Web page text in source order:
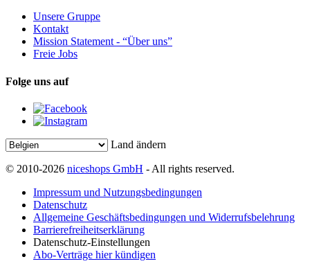
Unsere Gruppe
Kontakt
Mission Statement - “Über uns”
Freie Jobs
Folge uns auf
Land ändern
© 2010-2026 niceshops GmbH - All rights reserved.
Impressum und Nutzungsbedingungen
Datenschutz
Allgemeine Geschäftsbedingungen und Widerrufsbelehrung
Barrierefreiheitserklärung
Datenschutz-Einstellungen
Abo-Verträge hier kündigen